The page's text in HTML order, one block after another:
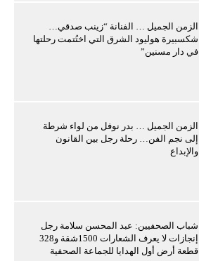
الزمن الجميل … الفنانة “زينب صدقي…
شكسبيرة هوليود الشرق التي اختُتمت رحلتها
في دار مسنين”
الزمن الجميل … بدر نوفل من لواء شرطة
إلى نجم الفن… رحلة رجل بين القانون
والإبداع
شباب الصحفيين: عبد المحسن سلامة رجل
إنجازات لا يعرف الشعارات 1500شقة و328
قطعة أرض أول الهدايا للجماعة الصحفية